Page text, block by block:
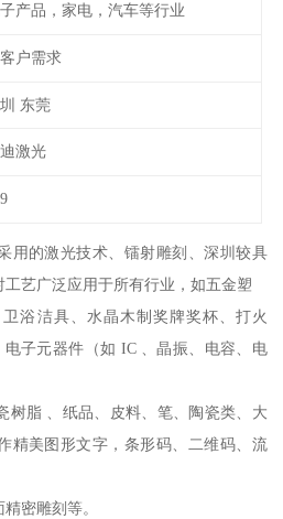
产品，家电，汽车等行业
户需求
东莞
激光
用的激光技术、镭射雕刻、深圳较具
艺广泛应用于所有行业，如五金塑
浴洁具、水晶木制奖牌奖杯、打火
子元器件（如 IC 、晶振、电容、电
树脂 、纸品、皮料、笔、陶瓷类、大
精美图形文字，条形码、二维码、流
精密雕刻等。